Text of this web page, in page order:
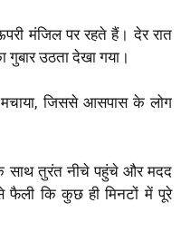
मंजिल पर रहते हैं। देर रात
उठता देखा गया।
जिससे आसपास के लोग
के साथ तुरंत नीचे पहुंचे और मदद
फैली कि कुछ ही मिनटों में पूरे